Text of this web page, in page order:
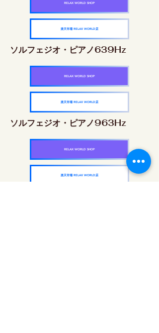
RELAX WORLD SHOP
楽天市場 RELAX WORLD店
ソルフェジオ・ピアノ639Hz
RELAX WORLD SHOP
楽天市場 RELAX WORLD店
ソルフェジオ・ピアノ963Hz
RELAX WORLD SHOP
楽天市場 RELAX WORLD店